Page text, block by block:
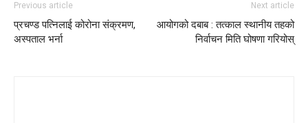
Previous article
प्रचण्ड पत्निलाई कोरोना संक्रमण,
अस्पताल भर्ना
Next article
आयोगको दबाब : तत्काल स्थानीय तहको
निर्वाचन मिति घोषणा गरियोस्